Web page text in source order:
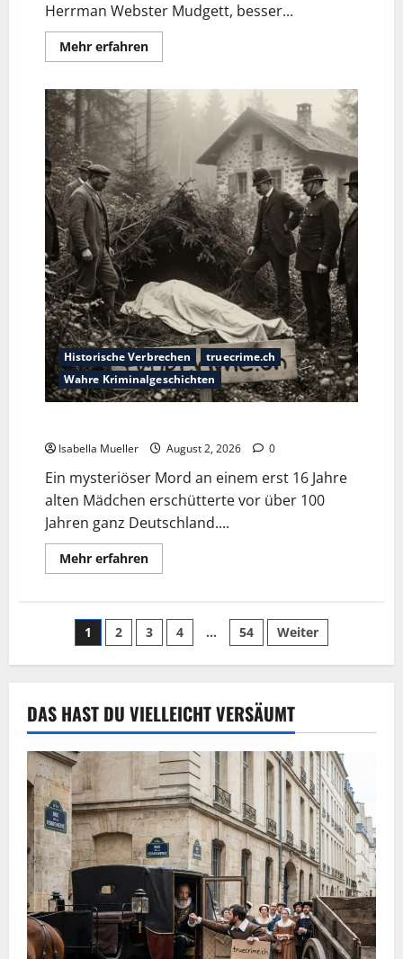
Herrman Webster Mudgett, besser...
Mehr erfahren
Historische Verbrechen
truecrime.ch
Wahre Kriminalgeschichten
Isabella Mueller August 2, 2026 0
Ein mysteriöser Mord an einem erst 16 Jahre
alten Mädchen erschütterte vor über 100
Jahren ganz Deutschland....
Mehr erfahren
1 2 3 4 … 54 Weiter
DAS HAST DU VIELLEICHT VERSÄUMT